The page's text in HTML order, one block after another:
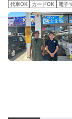
代車OK カードOK 電子